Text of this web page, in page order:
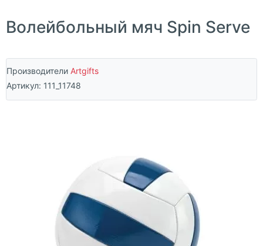
Волейбольный мяч Spin Serve
Производители Artgifts
Артикул: 111_11748